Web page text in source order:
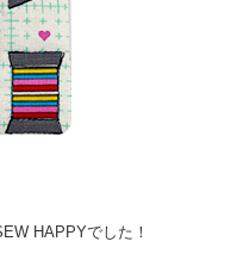
HAPPYでした！